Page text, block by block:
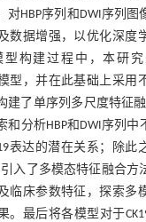
对HBP序列和DWI序列图
数据增强，以优化深度
型构建过程中，本研
型，并在此基础上采用
建了单序列多尺度特征融
和分析HBP和DWI序列
表达的潜在关系；除此
引入了多模态特征融合方
临床参数特征，探索多
。最后将各模型对于